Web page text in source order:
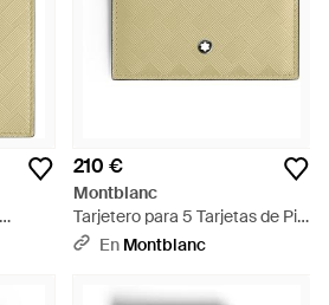
210 €
Montblanc
Tarjetero para 5 Tarjetas de Piel
Extreme - Metálico
En Montblanc